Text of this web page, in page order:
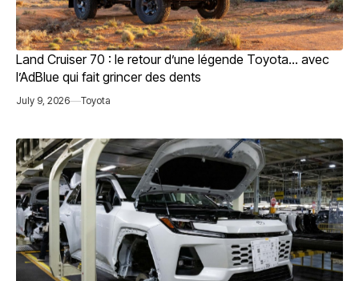
Land Cruiser 70 : le retour d’une légende Toyota… avec
l’AdBlue qui fait grincer des dents
July 9, 2026 Toyota